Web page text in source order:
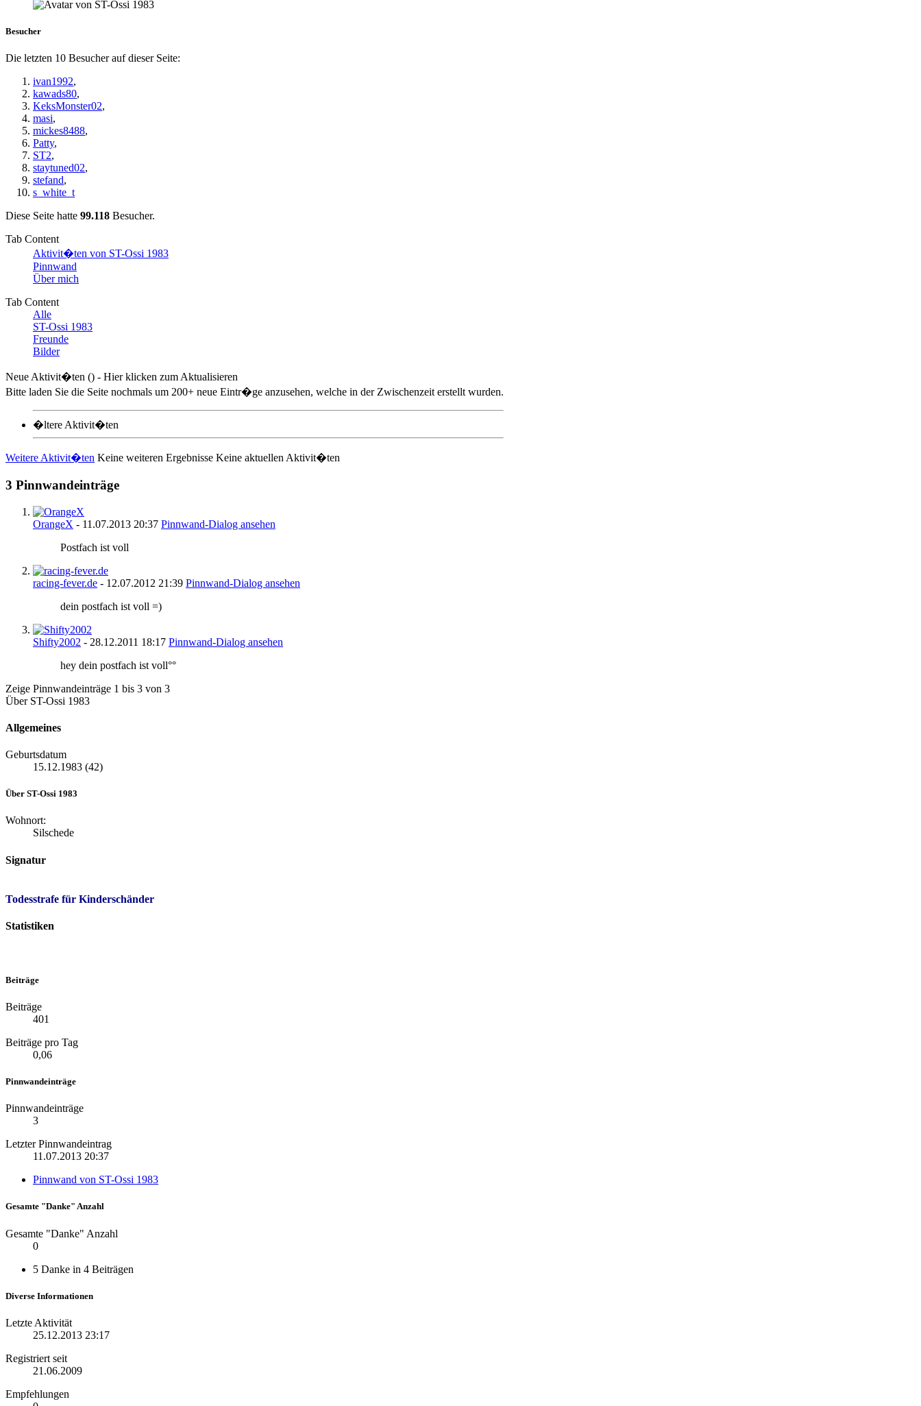
Besucher
Die letzten 10 Besucher auf dieser Seite:
ivan1992,
kawads80,
KeksMonster02,
masi,
mickes8488,
Patty,
ST2,
staytuned02,
stefand,
s_white_t
Diese Seite hatte 99.118 Besucher.
Tab Content
Aktivit�ten von ST-Ossi 1983
Pinnwand
Über mich
Tab Content
Alle
ST-Ossi 1983
Freunde
Bilder
Neue Aktivit�ten () - Hier klicken zum Aktualisieren
Bitte laden Sie die Seite nochmals um 200+ neue Eintr�ge anzusehen, welche in der Zwischenzeit erstellt wurden.
�ltere Aktivit�ten
Weitere Aktivit�ten Keine weiteren Ergebnisse Keine aktuellen Aktivit�ten
3 Pinnwandeinträge
OrangeX - 11.07.2013 20:37 Pinnwand-Dialog ansehen
Postfach ist voll
racing-fever.de - 12.07.2012 21:39 Pinnwand-Dialog ansehen
dein postfach ist voll =)
Shifty2002 - 28.12.2011 18:17 Pinnwand-Dialog ansehen
hey dein postfach ist voll°°
Zeige Pinnwandeinträge 1 bis 3 von 3
Über ST-Ossi 1983
Allgemeines
Geburtsdatum
15.12.1983 (42)
Über ST-Ossi 1983
Wohnort:
Silschede
Signatur
Todesstrafe für Kinderschänder
Statistiken
Beiträge
Beiträge
401
Beiträge pro Tag
0,06
Pinnwandeinträge
Pinnwandeinträge
3
Letzter Pinnwandeintrag
11.07.2013 20:37
Pinnwand von ST-Ossi 1983
Gesamte "Danke" Anzahl
Gesamte "Danke" Anzahl
0
5 Danke in 4 Beiträgen
Diverse Informationen
Letzte Aktivität
25.12.2013 23:17
Registriert seit
21.06.2009
Empfehlungen